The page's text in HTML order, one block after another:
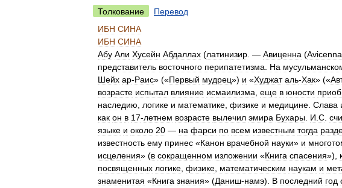
Толкование
Перевод
ИБН СИНА
ИБН СИНА
Абу Али Хусейн Абдаллах (латинизир . — Авиценна (Avicenna
представитель восточного перипатетизма На
Шейх ар-Раис» («Первый мудрец») и «Худжат аль-Хак» («
возрасте испытал влияние исмаилизма еще в юности
наследию
логике и математике физике и медицине Слава
как он в 17-летнем возрасте вылечил эмира Бухары И С
языке и около 20 — на фарси по всем известным тогда
известность ему принес «Канон врачебной науки» и
исцеления» (в сокращенном изложении «Книга спасения»),
посвященных логике физике математическим наукам и
знаменитая «Книга знания» (Даниш-намэ). В последний год